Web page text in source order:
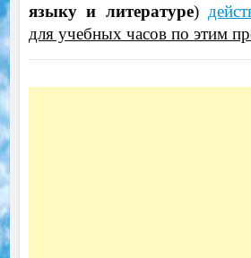
языку и литературе)
для учебных часов по этим